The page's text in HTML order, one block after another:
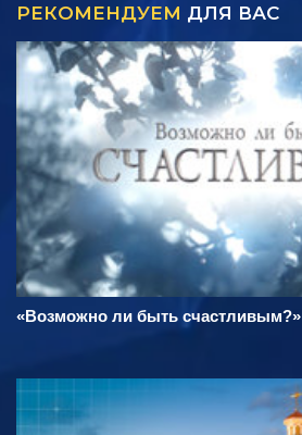
РЕКОМЕНДУЕМ ДЛЯ ВАС
«Возможно ли быть счастливым?»